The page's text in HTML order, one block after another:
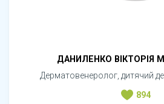
ДАНИЛЕНКО ВІКТОРІЯ
Дерматовенеролог, дитячий
894